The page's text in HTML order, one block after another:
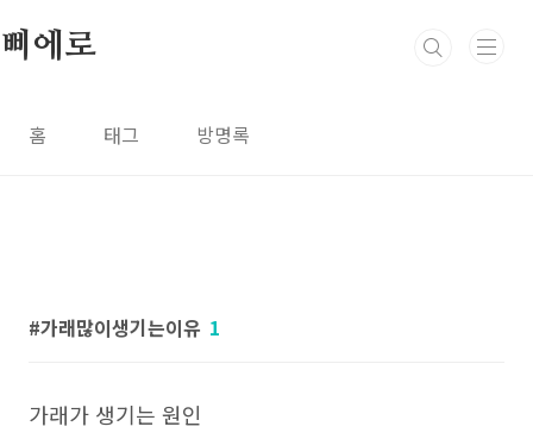
삐에로
홈 태그 방명록
가래많이생기는이유 1
가래가 생기는 원인